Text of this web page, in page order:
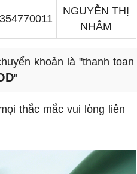
NGUYỄN THỊ
NHÂM
khoản là "thanh toan
"
thắc mắc vui lòng liên